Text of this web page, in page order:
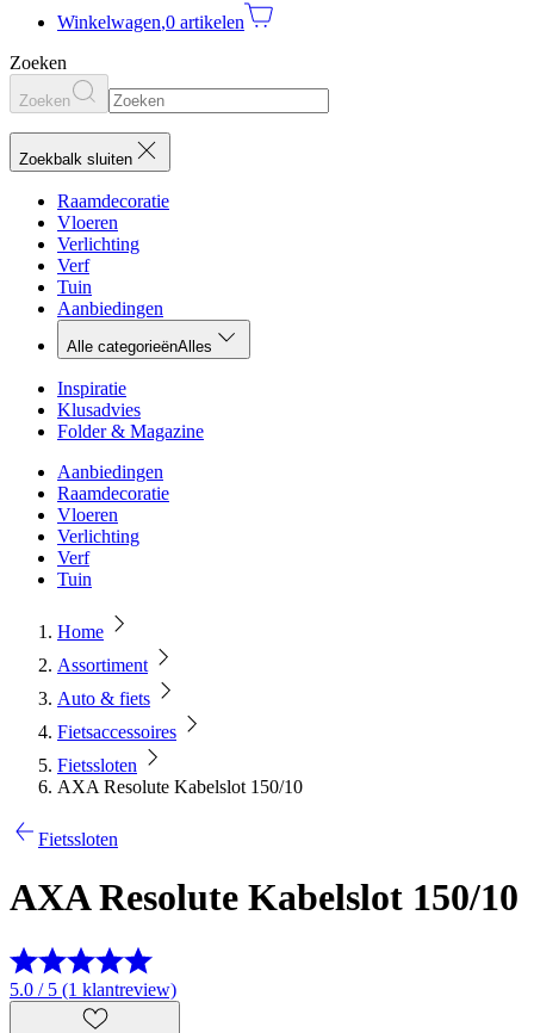
Winkelwagen,0 artikelen
Zoeken
Zoeken
Zoekbalk sluiten
Raamdecoratie
Vloeren
Verlichting
Verf
Tuin
Aanbiedingen
Alle categorieënAlles
Inspiratie
Klusadvies
Folder & Magazine
Aanbiedingen
Raamdecoratie
Vloeren
Verlichting
Verf
Tuin
Home
Assortiment
Auto & fiets
Fietsaccessoires
Fietssloten
AXA Resolute Kabelslot 150/10
Fietssloten
AXA Resolute Kabelslot 150/10
5.0 / 5 (1 klantreview)